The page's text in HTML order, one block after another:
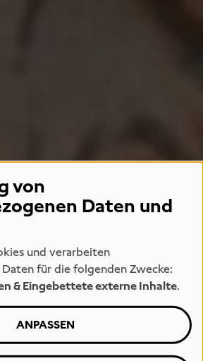
von
Daten und
und verarbeiten
für die folgenden Zwecke:
& Eingebettete externe Inhalte.
ANPASSEN